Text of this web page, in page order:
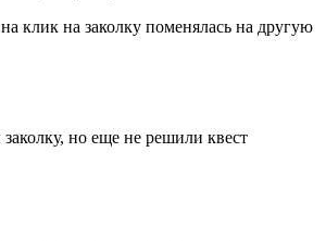
клик на заколку поменялась на другую
но еще не решили квест